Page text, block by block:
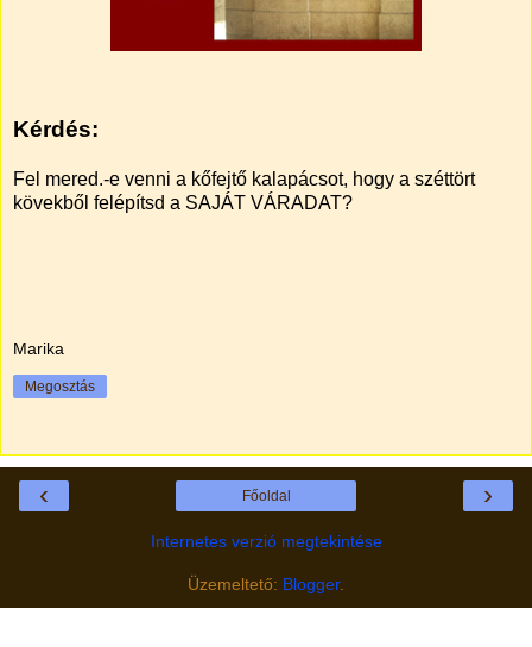
Kérdés:
Fel mered.-e venni a kőfejtő kalapácsot, hogy a széttört
kövekből felépítsd a SAJÁT VÁRADAT?
Marika
Megosztás
‹ ›
Főoldal
Internetes verzió megtekintése
Üzemeltető: Blogger.